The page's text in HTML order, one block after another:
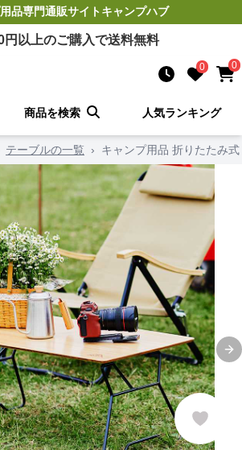
品専門通販サイトキャンプハブ
円以上のご購入で送料無料
0 0
商品を検索 人気ランキング
テーブルの一覧 › キャンプ用品 折りたたみ